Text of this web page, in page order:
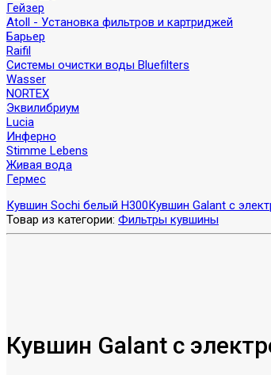
Гейзер
Atoll - Установка фильтров и картриджей
Барьер
Raifil
Системы очистки воды Bluefilters
Wasser
NORTEX
Эквилибриум
Lucia
Инферно
Stimme Lebens
Живая вода
Гермес
Кувшин Sochi белый H300Кувшин Galant с
Товар из категории: Фильтры кувшины
Кувшин Galant с